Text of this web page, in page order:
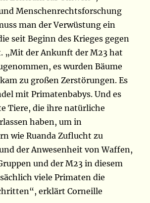
Menschenrechtsforschung
man der Verwüstung ein
seit Beginn des Krieges gegen
„Mit der Ankunft der M23 hat
es wurden Bäume
zu großen Zerstörungen. Es
mit Primatenbabys. Und es
Tiere, die ihre natürliche
haben, um in
wie Ruanda Zuflucht zu
der Anwesenheit von Waffen,
und der M23 in diesem
viele Primaten die
erklärt Corneille